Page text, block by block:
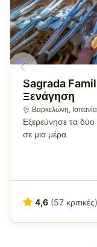
Sagrada
Ξενάγηση
Βαρκελώνη, Ισπανία
Εξερεύνησε τα
σε μια μέρα
4,6 (57 κριτικές)